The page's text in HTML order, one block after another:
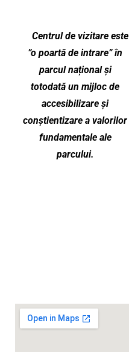
Centrul de vizitare este
”o poartă de intrare” în
parcul național și
totodată un mijloc de
accesibilizare și
conștientizare a valorilor
fundamentale ale
parcului.